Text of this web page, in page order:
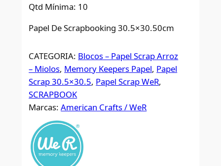
Qtd Mínima: 10
Papel De Scrapbooking 30.5×30.50cm
CATEGORIA: Blocos – Papel Scrap Arroz
– Miolos, Memory Keepers Papel, Papel
Scrap 30.5×30.5, Papel Scrap WeR
SCRAPBOOK
Marcas:American Crafts / WeR